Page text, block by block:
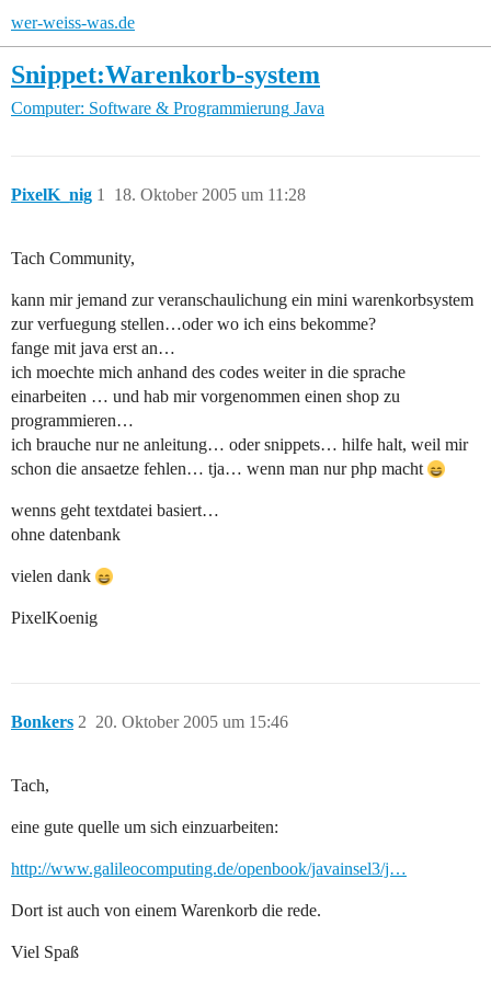
wer-weiss-was.de
Snippet:Warenkorb-system
Computer: Software & Programmierung Java
PixelK_nig 18. Oktober 2005 um 11:28
1
Tach Community,
kann mir jemand zur veranschaulichung ein mini warenkorbsystem
zur verfuegung stellen…oder wo ich eins bekomme?
fange mit java erst an…
ich moechte mich anhand des codes weiter in die sprache
einarbeiten … und hab mir vorgenommen einen shop zu
programmieren…
ich brauche nur ne anleitung… oder snippets… hilfe halt, weil mir
schon die ansaetze fehlen… tja… wenn man nur php macht
wenns geht textdatei basiert…
ohne datenbank
vielen dank
PixelKoenig
Bonkers 20. Oktober 2005 um 15:46
2
Tach,
eine gute quelle um sich einzuarbeiten:
http://www.galileocomputing.de/openbook/javainsel3/j…
Dort ist auch von einem Warenkorb die rede.
Viel Spaß